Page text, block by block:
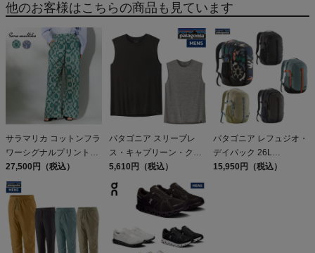
他のお客様はこちらの商品も見ています
サラマリカ コットンフラ
ワーシグナルプリントパ
ンツ Sara mallika Cotton
Flower Signal Print Pants
27,500円（税込）
パタゴニア スリーブレ
ス・キャプリーン・クー
ル・デイリー・シャツ
Patagonia Sleeveless
Capilene Cool Daily
5,610円（税込）
パタゴニア レフュジオ・
デイパック 26L
PATAGONIA REFUGIO
15,950円（税込）